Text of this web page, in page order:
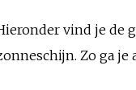
vind je de
Zo ga